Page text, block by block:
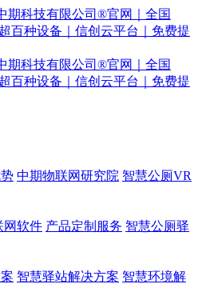
中期物联网研究院 智慧公厕VR
网软件 产品定制服务 智慧公厕驿
智慧驿站解决方案 智慧环境解